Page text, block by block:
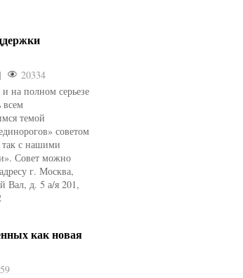
|
20334
на полном серьезе
всем
темой
советом
с нашими
Совет можно
г. Москва,
Вал, д. 5 а/я 201,
как новая